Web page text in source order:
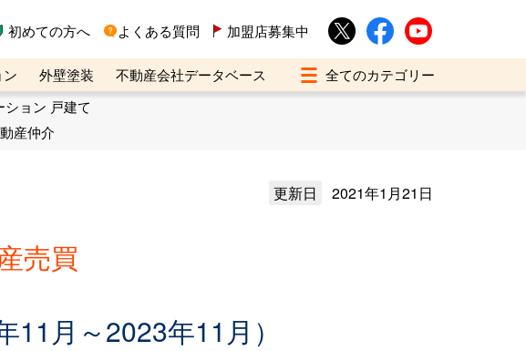
初めての方へ よくある質問 加盟店募集中
ン 外壁塗装
不動産会社データベース
相談デスク
ション 戸建て
産仲介
更新日 2021年1月21日
売買
月～2023年11月）